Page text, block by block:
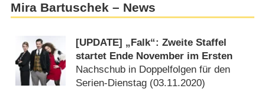
Mira Bartuschek – News
[UPDATE] „Falk“: Zweite Staffel
startet Ende November im Ersten
Nachschub in Doppelfolgen für den
Serien-Dienstag (03.11.2020)